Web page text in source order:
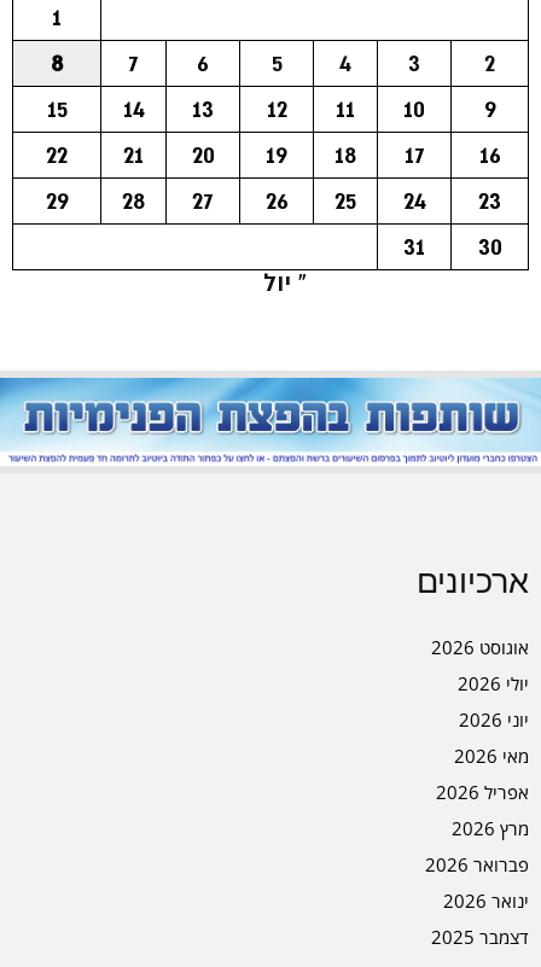
1
2
3
4
5
6
7
8
9
10
11
12
13
14
15
16
17
18
19
20
21
22
23
24
25
26
27
28
29
30
31
« יול
ארכיונים
אוגוסט 2026
יולי 2026
יוני 2026
מאי 2026
אפריל 2026
מרץ 2026
פברואר 2026
ינואר 2026
דצמבר 2025